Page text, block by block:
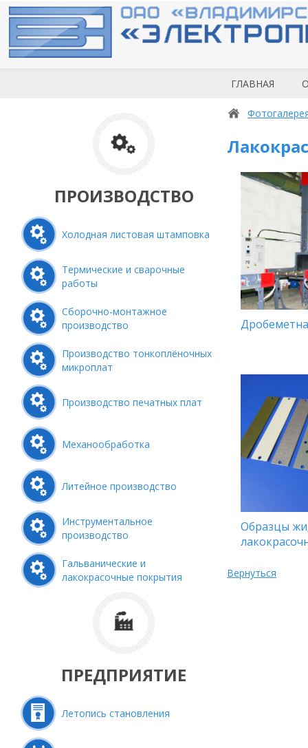
ГЛАВНАЯ
ПРОИЗВОДСТВО
Холодная листовая штамповка
Термические и сварочные
работы
Сборочно-монтажное
производство
Производство тонкоплёночных
микроплат
Производство печатных плат
Механообработка
Литейное производство
Инструментальное
производство
Гальванические и
лакокрасочные покрытия
ПРЕДПРИЯТИЕ
Летопись становления
Образцы
Вернуться